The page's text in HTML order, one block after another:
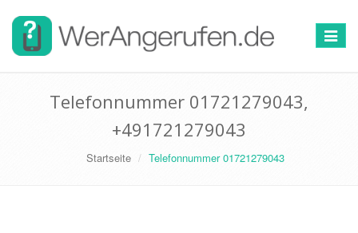
Toggle
Telefonnummer 01721279043,
+491721279043
Startseite Telefonnummer 01721279043